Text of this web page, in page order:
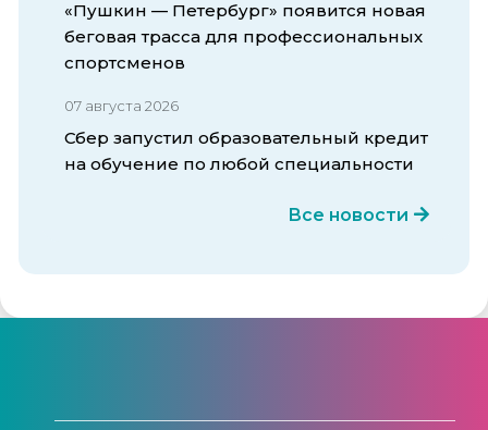
«Пушкин — Петербург» появится новая
беговая трасса для профессиональных
спортсменов
07 августа 2026
Сбер запустил образовательный кредит
на обучение по любой специальности
Все новости